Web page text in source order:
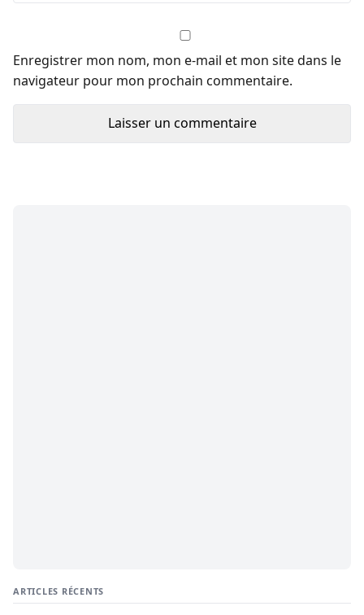
Enregistrer mon nom, mon e-mail et mon site dans le
navigateur pour mon prochain commentaire.
ARTICLES RÉCENTS